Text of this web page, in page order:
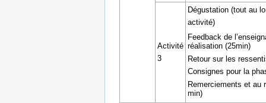
Activité
3
Dégustation (tout au
activité)
Feedback de
réalisation (25min)
Retour sur les
Consignes pour la
Remerciements et au
min)